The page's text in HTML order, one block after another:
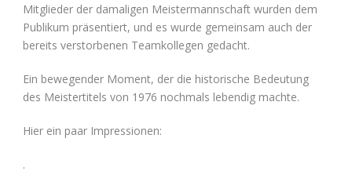
Mitglieder der damaligen Meistermannschaft wurden dem
Publikum präsentiert, und es wurde gemeinsam auch der
bereits verstorbenen Teamkollegen gedacht.
Ein bewegender Moment, der die historische Bedeutung
des Meistertitels von 1976 nochmals lebendig machte.
Hier ein paar Impressionen:
.